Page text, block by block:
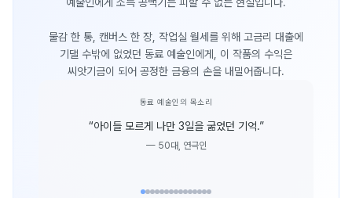
물감 한 통, 캔버스 한 장, 작업실 월세를 위해 고금리 대출에
기댈 수밖에 없었던 동료 예술인에게, 이 작품의 수익은
씨앗기금이 되어 공정한 금융의 손을 내밀어줍니다.
동료 예술인의 목소리
“아이들 모르게 나만 3일을 굶었던 기억.”
— 50대, 연극인